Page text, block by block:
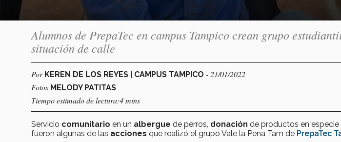
Alumnos de PrepaTec en campus Tampico crean grupo
situación de calle
Por KEREN DE LOS REYES | CAMPUS TAMPICO - 21/01/2022
Fotos MELODY PATITAS
Tiempo estimado de lectura:4 mins
Servicio comunitario en un albergue de perros, donación de productos en especie
fueron algunas de las acciones que realizó el grupo Vale la Pena Tam de PrepaTec